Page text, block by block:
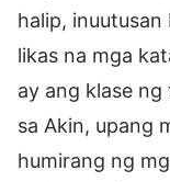
halip,
likas na mga
ay ang klase
sa Akin, upang
humirang ng